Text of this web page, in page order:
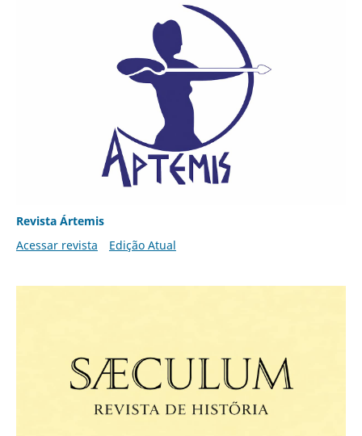
Revista Ártemis
Acessar revista
Edição Atual